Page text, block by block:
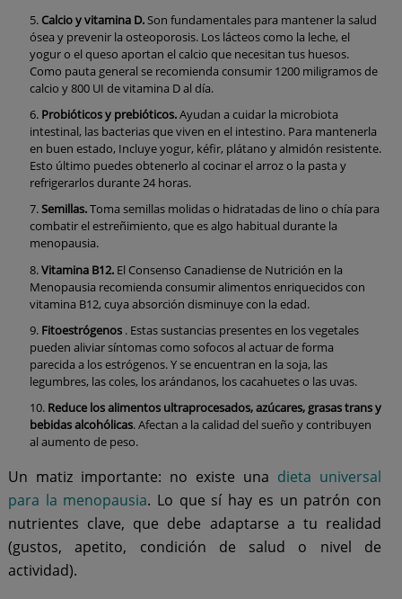
Calcio y vitamina D.Son fundamentales para mantener la salud
ósea y prevenir la osteoporosis. Los lácteos como la leche, el
yogur o el queso aportan el calcio que necesitan tus huesos.
Como pauta general se recomienda consumir 1200 miligramos de
calcio y 800 UI de vitamina D al día.
Probióticos y prebióticos.Ayudan a cuidar la microbiota
intestinal, las bacterias que viven en el intestino. Para mantenerla
en buen estado, Incluye yogur, kéfir, plátano y almidón resistente.
Esto último puedes obtenerlo al cocinar el arroz o la pasta y
refrigerarlos durante 24 horas.
Semillas.Toma semillas molidas o hidratadas de lino o chía para
combatir el estreñimiento, que es algo habitual durante la
menopausia.
Vitamina B12.El Consenso Canadiense de Nutrición en la
Menopausia recomienda consumir alimentos enriquecidos con
vitamina B12, cuya absorción disminuye con la edad.
Fitoestrógenos. Estas sustancias presentes en los vegetales
pueden aliviar síntomas como sofocos al actuar de forma
parecida a los estrógenos. Y se encuentran en la soja, las
legumbres, las coles, los arándanos, los cacahuetes o las uvas.
Reduce los alimentos ultraprocesados, azúcares, grasas trans y
bebidas alcohólicas. Afectan a la calidad del sueño y contribuyen
al aumento de peso.
Un matiz importante: no existe una dieta universal
para la menopausia. Lo que sí hay es un patrón con
nutrientes clave, que debe adaptarse a tu realidad
(gustos, apetito, condición de salud o nivel de
actividad).